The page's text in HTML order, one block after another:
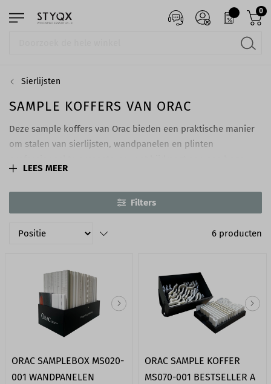
0
Sierlijsten
SAMPLE KOFFERS VAN ORAC
Deze sample koffers van Orac bieden een praktische manier
om stalen van sierlijsten, wandpanelen en plinten
klanttevredenheid en betere beslissingen. De koffers zijn
stevig, licht van gewicht en makkelijk mee te nemen.
LEES MEER
Filters
6 producten
ORAC SAMPLEBOX MS020-
001 WANDPANELEN
ORAC SAMPLE KOFFER
MS070-001 BESTSELLER A